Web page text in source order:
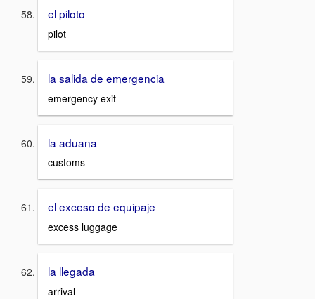
el piloto
pilot
la salida de emergencia
emergency exit
la aduana
customs
el exceso de equipaje
excess luggage
la llegada
arrival